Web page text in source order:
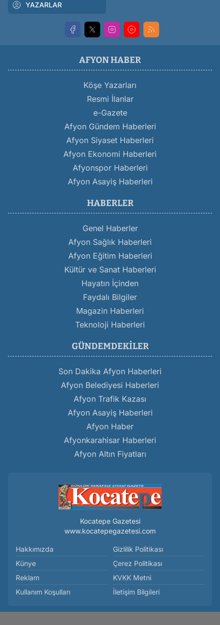
YAZARLAR
AFYON HABER
Köşe Yazarları
Resmi İlanlar
e-Gazete
Afyon Gündem Haberleri
Afyon Siyaset Haberleri
Afyon Ekonomi Haberleri
Afyonspor Haberleri
Afyon Asayiş Haberleri
HABERLER
Genel Haberler
Afyon Sağlık Haberleri
Afyon Eğitim Haberleri
Kültür ve Sanat Haberleri
Hayatın İçinden
Faydalı Bilgiler
Magazin Haberleri
Teknoloji Haberleri
GÜNDEMDEKILER
Son Dakika Afyon Haberleri
Afyon Belediyesi Haberleri
Afyon Trafik Kazası
Afyon Asayiş Haberleri
Afyon Haber
Afyonkarahisar Haberleri
Afyon Altın Fiyatları
Kocatepe Gazetesi
www.kocatepegazetesi.com
Hakkımızda
Künye
Reklam
Kullanım Koşulları
Gizlilik Politikası
Çerez Politikası
KVKK Metni
İletişim Bilgileri